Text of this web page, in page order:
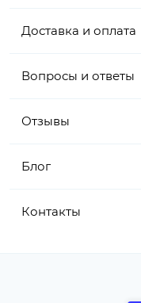
Доставка и оплата
Вопросы и ответы
Отзывы
Блог
Контакты